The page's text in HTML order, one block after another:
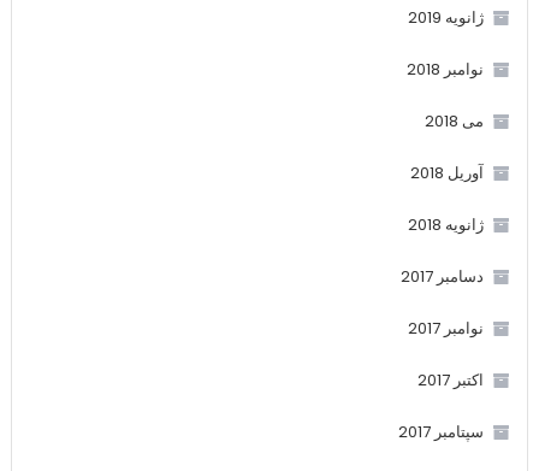
ژانویه 2019
نوامبر 2018
می 2018
آوریل 2018
ژانویه 2018
دسامبر 2017
نوامبر 2017
اکتبر 2017
سپتامبر 2017